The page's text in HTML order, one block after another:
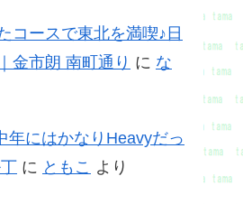
コースで東北を満喫♪日
金市朗 南町通り に な
年にはかなりHeavyだっ
に ともこ より